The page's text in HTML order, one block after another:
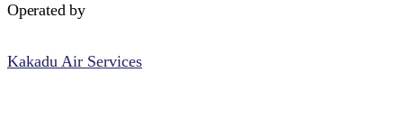
Operated by
Kakadu Air Services